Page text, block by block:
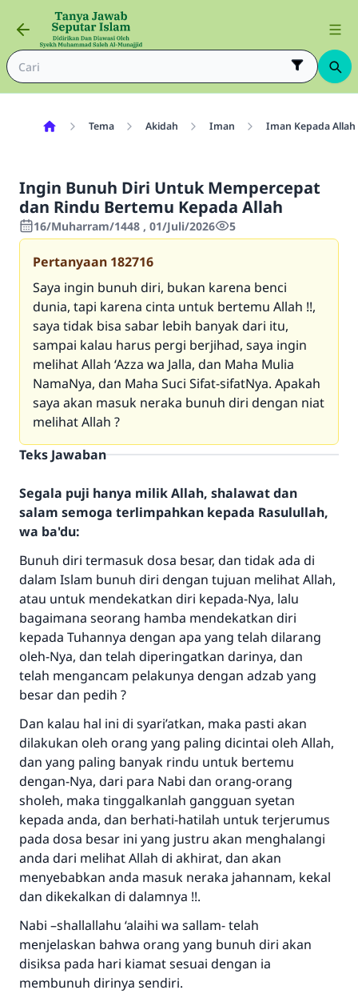
Tema Akidah Iman Iman Kepada Allah
Ingin Bunuh Diri Untuk Mempercepat
dan Rindu Bertemu Kepada Allah
16/Muharram/1448 , 01/Juli/2026 5
Pertanyaan 182716
Saya ingin bunuh diri, bukan karena benci
dunia, tapi karena cinta untuk bertemu Allah !!,
saya tidak bisa sabar lebih banyak dari itu,
sampai kalau harus pergi berjihad, saya ingin
melihat Allah ‘Azza wa Jalla, dan Maha Mulia
NamaNya, dan Maha Suci Sifat-sifatNya. Apakah
saya akan masuk neraka bunuh diri dengan niat
melihat Allah ?
Teks Jawaban
Segala puji hanya milik Allah, shalawat dan
salam semoga terlimpahkan kepada Rasulullah,
wa ba'du:
Bunuh diri termasuk dosa besar, dan tidak ada di
dalam Islam bunuh diri dengan tujuan melihat Allah,
atau untuk mendekatkan diri kepada-Nya, lalu
bagaimana seorang hamba mendekatkan diri
kepada Tuhannya dengan apa yang telah dilarang
oleh-Nya, dan telah diperingatkan darinya, dan
telah mengancam pelakunya dengan adzab yang
besar dan pedih ?
Dan kalau hal ini di syari’atkan, maka pasti akan
dilakukan oleh orang yang paling dicintai oleh Allah,
dan yang paling banyak rindu untuk bertemu
dengan-Nya, dari para Nabi dan orang-orang
sholeh, maka tinggalkanlah gangguan syetan
kepada anda, dan berhati-hatilah untuk terjerumus
pada dosa besar ini yang justru akan menghalangi
anda dari melihat Allah di akhirat, dan akan
menyebabkan anda masuk neraka jahannam, kekal
dan dikekalkan di dalamnya !!.
Nabi –shallallahu ‘alaihi wa sallam- telah
menjelaskan bahwa orang yang bunuh diri akan
disiksa pada hari kiamat sesuai dengan ia
membunuh dirinya sendiri.